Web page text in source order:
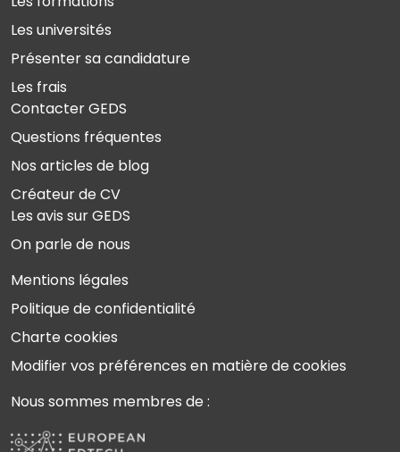
Les universités
Présenter sa candidature
Les frais
Contacter GEDS
Questions fréquentes
Nos articles de blog
Créateur de CV
Les avis sur GEDS
On parle de nous
Mentions légales
Politique de confidentialité
Charte cookies
Modifier vos préférences en matière de cookies
Nous sommes membres de :